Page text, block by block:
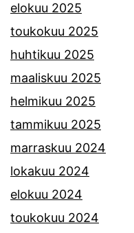
elokuu 2025
toukokuu 2025
huhtikuu 2025
maaliskuu 2025
helmikuu 2025
tammikuu 2025
marraskuu 2024
lokakuu 2024
elokuu 2024
toukokuu 2024